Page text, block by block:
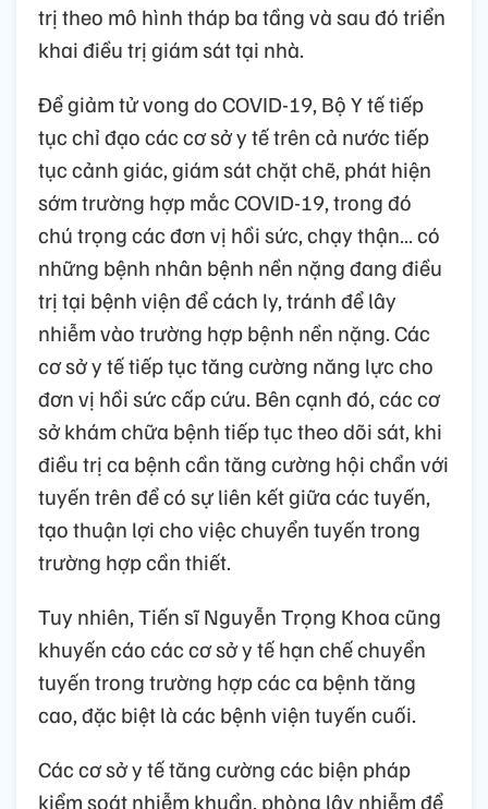
trị theo mô hình tháp ba tầng và sau đó triển
khai điều trị giám sát tại nhà.
Để giảm tử vong do COVID-19, Bộ Y tế tiếp
tục chỉ đạo các cơ sở y tế trên cả nước tiếp
tục cảnh giác, giám sát chặt chẽ, phát hiện
sớm trường hợp mắc COVID-19, trong đó
chú trọng các đơn vị hồi sức, chạy thận… có
những bệnh nhân bệnh nền nặng đang điều
trị tại bệnh viện để cách ly, tránh để lây
nhiễm vào trường hợp bệnh nền nặng. Các
cơ sở y tế tiếp tục tăng cường năng lực cho
đơn vị hồi sức cấp cứu. Bên cạnh đó, các cơ
sở khám chữa bệnh tiếp tục theo dõi sát, khi
điều trị ca bệnh cần tăng cường hội chẩn với
tuyến trên để có sự liên kết giữa các tuyến,
tạo thuận lợi cho việc chuyển tuyến trong
trường hợp cần thiết.
Tuy nhiên, Tiến sĩ Nguyễn Trọng Khoa cũng
khuyến cáo các cơ sở y tế hạn chế chuyển
tuyến trong trường hợp các ca bệnh tăng
cao, đặc biệt là các bệnh viện tuyến cuối.
Các cơ sở y tế tăng cường các biện pháp
kiểm soát nhiễm khuẩn, phòng lây nhiễm để